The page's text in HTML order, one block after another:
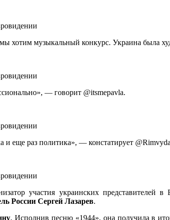
хотим музыкальный конкурс. Украина была
— говорит @itsmepavla.
еще раз политика», — констатирует
участия украинских представителей
России Сергей Лазарев.
. Исполнив песню «1944», она получила в